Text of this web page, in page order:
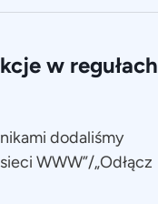
w regułach
dodaliśmy
WWW”/„Odłącz